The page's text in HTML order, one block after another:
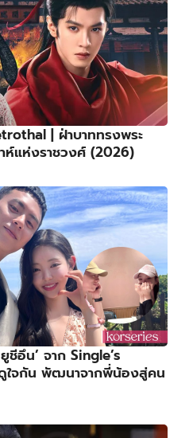
| ฝ่าบาททรงพระ
แห่งราชวงศ์ (2026)
ชีอึน’ จาก Single’s
ใจกัน พัฒนาจากพี่น้องสู่คน